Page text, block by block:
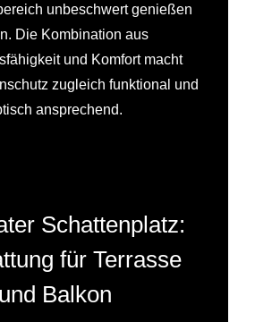
unbeschwert genießen
Die Kombination aus
und Komfort macht
zugleich funktional und
ansprechend.
Schattenplatz:
für Terrasse
und Balkon